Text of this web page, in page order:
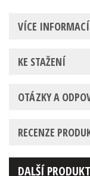
VÍCE INFORMACÍ
KE STAŽENÍ
OTÁZKY A
RECENZE
DALŠÍ